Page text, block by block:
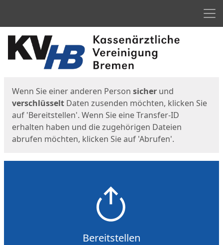
Start
Wenn Sie einer anderen Person sicher und
verschlüsselt Daten zusenden möchten, klicken Sie
auf 'Bereitstellen'. Wenn Sie eine Transfer-ID
erhalten haben und die zugehörigen Dateien
abrufen möchten, klicken Sie auf 'Abrufen'.
Bereitstellen